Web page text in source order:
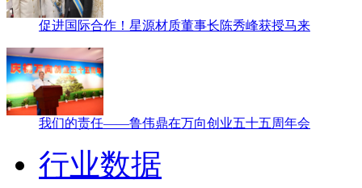
促进国际合作！星源材质董事长陈秀峰获授马来
我们的责任——鲁伟鼎在万向创业五十五周年会
行业数据